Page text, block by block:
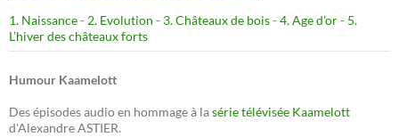
1. Naissance- 2. Evolution - 3. Châteaux de bois- 4. Age d’or- 5.
L’hiver des châteaux forts
Humour Kaamelott
Des épisodes audio en hommage à lasérie télévisée Kaamelott
d'Alexandre ASTIER.